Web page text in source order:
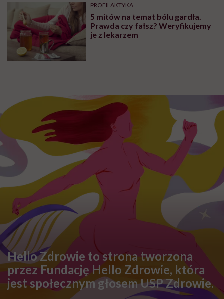
PROFILAKTYKA
5 mitów na temat bólu gardła.
Prawda czy fałsz? Weryfikujemy
je z lekarzem
Hello Zdrowie to strona tworzona
przez Fundację Hello Zdrowie, która
jest społecznym głosem USP Zdrowie.